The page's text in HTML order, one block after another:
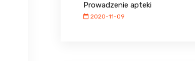
Prowadzenie apteki
2020-11-09